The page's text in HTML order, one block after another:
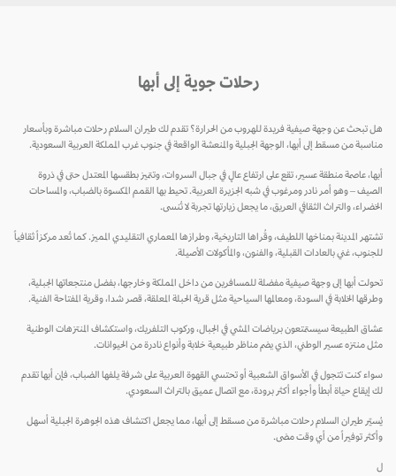
رحلات جوية إلى أبها
هل تبحث عن وجهة صيفية فريدة للهروب من الحرارة؟ تقدم لك طيران السلام رحلات مباشرة وبأسعار
مناسبة من مسقط إلى أبها، الوجهة الجبلية والمنعشة الواقعة في جنوب غرب المملكة العربية السعودية.
أبها، عاصمة منطقة عسير، تقع على ارتفاع عالٍ في جبال السروات، وتتميز بطقسها المعتدل حتى في ذروة
الصيف – وهو أمر نادر ومرغوب في شبه الجزيرة العربية. تحيط بها القمم المكسوة بالضباب، والمساحات
الخضراء، والتراث الثقافي العريق، ما يجعل زيارتها تجربة لا تُنسى.
تشتهر المدينة بمناخها اللطيف، وقُراها التاريخية، وطرازها المعماري التقليدي المميز. كما تُعد مركزاً ثقافياً
للجنوب، غني بالعادات القبلية، والفنون، والمأكولات الأصيلة.
تحولت أبها إلى وجهة صيفية مفضلة للمسافرين من داخل المملكة وخارجها، بفضل منتجعاتها الجبلية،
وطرقها الخلابة في السودة، ومعالمها السياحية مثل قرية الحبلة المعلقة، قصر شدا، وقرية المفتاحة الفنية.
عشاق الطبيعة سيستمتعون برياضات المشي في الجبال، وركوب التلفريك، واستكشاف المنتزهات الوطنية
مثل منتزه عسير الوطني، الذي يضم مناظر طبيعية خلابة وأنواع نادرة من الحيوانات.
سواء كنت تتجول في الأسواق الشعبية أو تحتسي القهوة العربية على شرفة يلفها الضباب، فإن أبها تقدم
لك إيقاع حياة أبطأ وأجواء أكثر برودة، مع اتصال عميق بالتراث السعودي.
يُسيّر طيران السلام رحلات مباشرة من مسقط إلى أبها، مما يجعل اكتشاف هذه الجوهرة الجبلية أسهل
وأكثر توفيراً من أي وقت مضى.